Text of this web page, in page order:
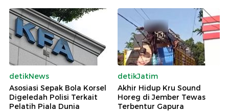
detikNews
Asosiasi Sepak Bola Korsel
Digeledah Polisi Terkait
Pelatih Piala Dunia
detikJatim
Akhir Hidup Kru Sound
Horeg di Jember Tewas
Terbentur Gapura